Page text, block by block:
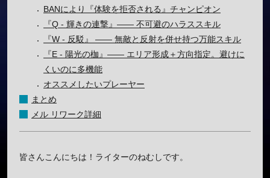
BANにより『体験を拒否される』チャンピオン
『Q - 輝きの連撃』―― 不可避のハラススキル
『W - 反駁』 ―― 無敵と反射を併せ持つ万能スキル
『E - 陽光の枷』―― エリア形成＋方向指定。避けに
くいのに多機能
オススメしたいプレーヤー
まとめ
メル リワーク詳細
皆さんこんにちは！ライターのねむしです。